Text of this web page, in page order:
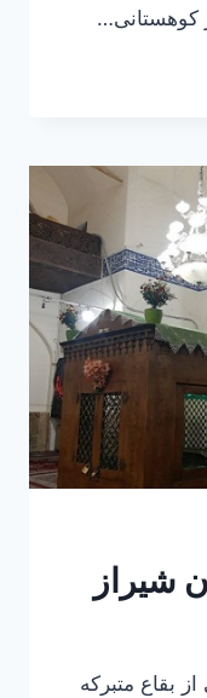
کوهستانی…
شیراز
بقاع متبرکه